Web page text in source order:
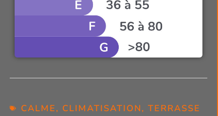
CALME, CLIMATISATION, TERRASSE